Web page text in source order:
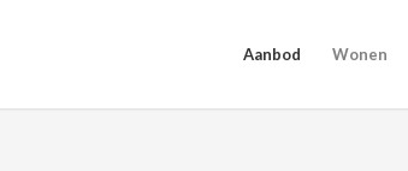
Aanbod Wonen